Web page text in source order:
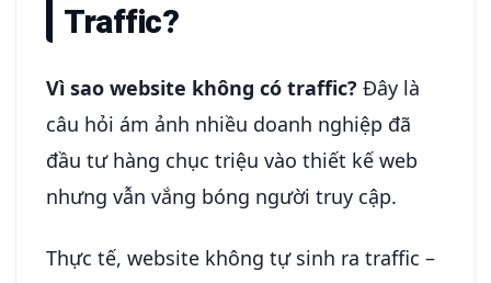
Traffic?
Vì sao website không có traffic? Đây là
câu hỏi ám ảnh nhiều doanh nghiệp đã
đầu tư hàng chục triệu vào thiết kế web
nhưng vẫn vắng bóng người truy cập.
Thực tế, website không tự sinh ra traffic –